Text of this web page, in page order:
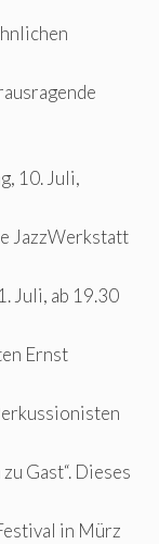
10. Juli,
JazzWerkstatt
Juli, ab 19.30
Ernst
Gast“. Dieses
in Mürz